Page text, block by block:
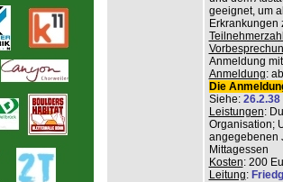
geeignet, um
Erkrankungen
Anmeldung
Anmeldung:
Die
Siehe:
Leistungen:
Organisation;
angegebenen
Mittagessen
Kosten: 200
Leitung: